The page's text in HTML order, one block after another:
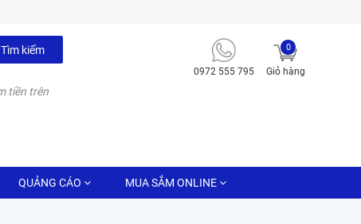
Tìm kiếm
tiền trên
0972 555 795 Giỏ hàng
0
QUẢNG CÁO MUA SẮM ONLINE